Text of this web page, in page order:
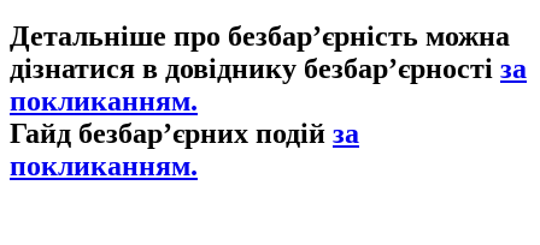
Детальніше про безбар’єрність можна
дізнатися в довіднику безбар’єрності за
покликанням.
Гайд безбар’єрних подій за
покликанням.